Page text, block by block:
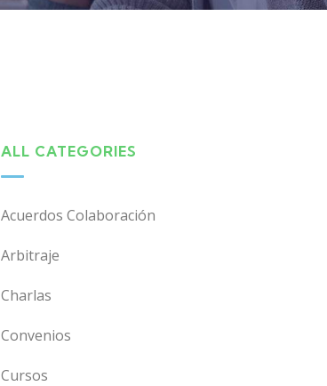
ALL CATEGORIES
Acuerdos Colaboración
Arbitraje
Charlas
Convenios
Cursos